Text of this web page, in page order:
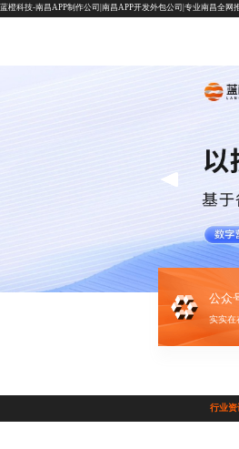
蓝橙科技-南昌APP制作公司|南昌APP开发外包公司|专业南昌全
公众
实实在
行业资